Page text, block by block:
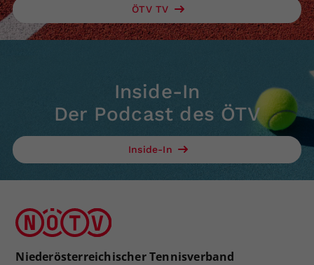
ÖTV TV
Inside-In
Der Podcast des ÖTV
Inside-In
Niederösterreichischer Tennisverband